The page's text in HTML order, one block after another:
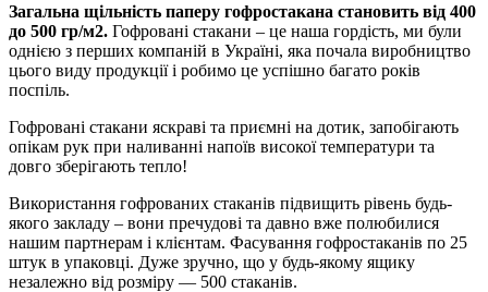
Загальна щільність паперу гофростакана становить від 400
до 500 гр/м2. Гофровані стакани – це наша гордість, ми були
однією з перших компаній в Україні, яка почала виробництво
цього виду продукції і робимо це успішно багато років
поспіль.
Гофровані стакани яскраві та приємні на дотик, запобігають
опікам рук при наливанні напоїв високої температури та
довго зберігають тепло!
Використання гофрованих стаканів підвищить рівень будь-
якого закладу – вони пречудові та давно вже полюбилися
нашим партнерам і клієнтам. Фасування гофростаканів по 25
штук в упаковці. Дуже зручно, що у будь-якому ящику
незалежно від розміру — 500 стаканів.